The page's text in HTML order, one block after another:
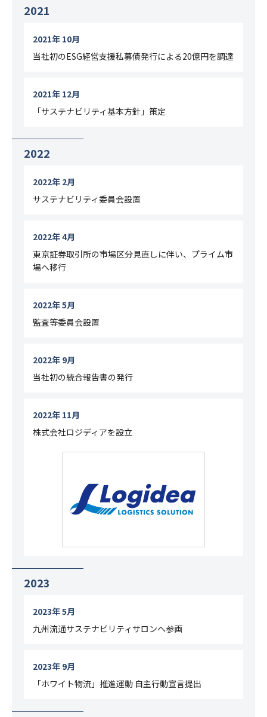
2021
2021年 10月
当社初のESG経営支援私募債発行による20億円を調達
2021年 12月
「サステナビリティ基本方針」策定
2022
2022年 2月
サステナビリティ委員会設置
2022年 4月
東京証券取引所の市場区分見直しに伴い、プライム市
場へ移行
2022年 5月
監査等委員会設置
2022年 9月
当社初の統合報告書の発行
2022年 11月
株式会社ロジディアを設立
2023
2023年 5月
九州流通サステナビリティサロンへ参画
2023年 9月
「ホワイト物流」推進運動 自主行動宣言提出